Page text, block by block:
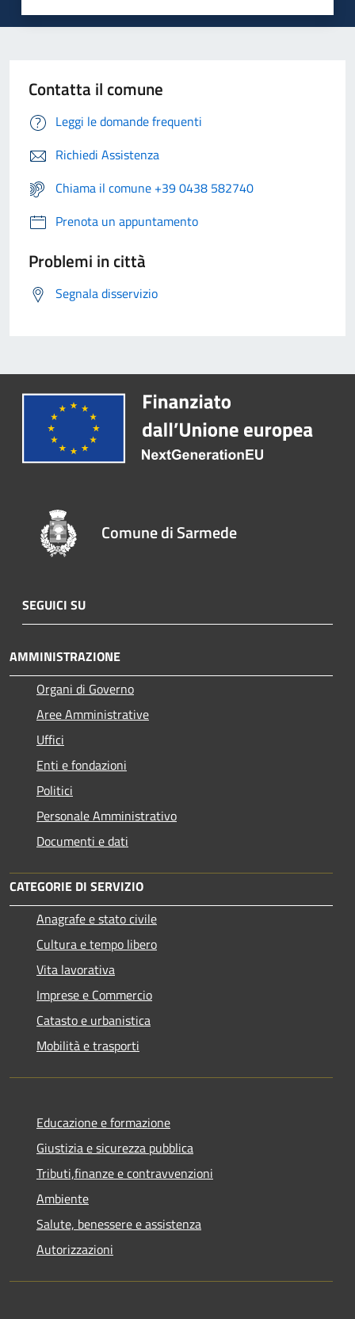
Contatta il comune
Leggi le domande frequenti
Richiedi Assistenza
Chiama il comune +39 0438 582740
Prenota un appuntamento
Problemi in città
Segnala disservizio
Comune di Sarmede
SEGUICI SU
AMMINISTRAZIONE
Organi di Governo
Aree Amministrative
Uffici
Enti e fondazioni
Politici
Personale Amministrativo
Documenti e dati
CATEGORIE DI SERVIZIO
Anagrafe e stato civile
Cultura e tempo libero
Vita lavorativa
Imprese e Commercio
Catasto e urbanistica
Mobilità e trasporti
Educazione e formazione
Giustizia e sicurezza pubblica
Tributi,finanze e contravvenzioni
Ambiente
Salute, benessere e assistenza
Autorizzazioni